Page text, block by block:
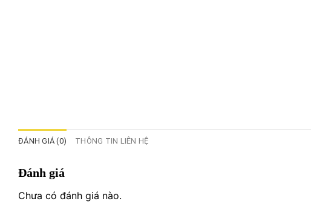
ĐÁNH GIÁ (0) THÔNG TIN LIÊN HỆ
Đánh giá
Chưa có đánh giá nào.